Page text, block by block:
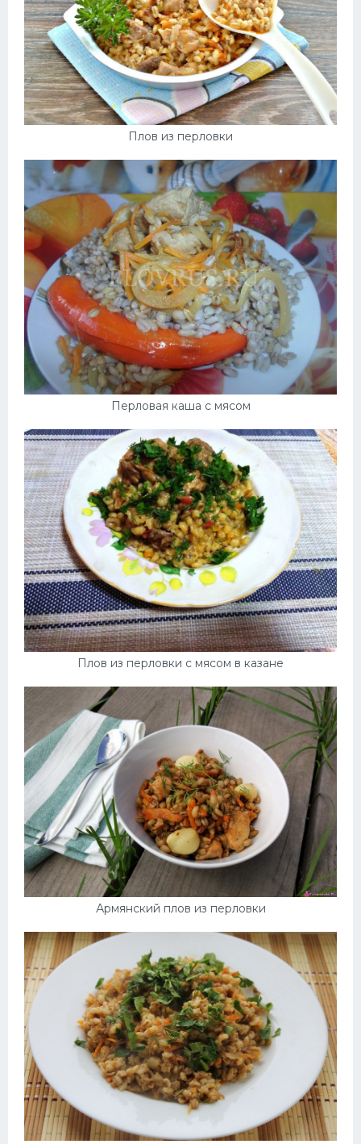
Плов из перловки
Перловая каша с мясом
Плов из перловки с мясом в казане
Армянский плов из перловки